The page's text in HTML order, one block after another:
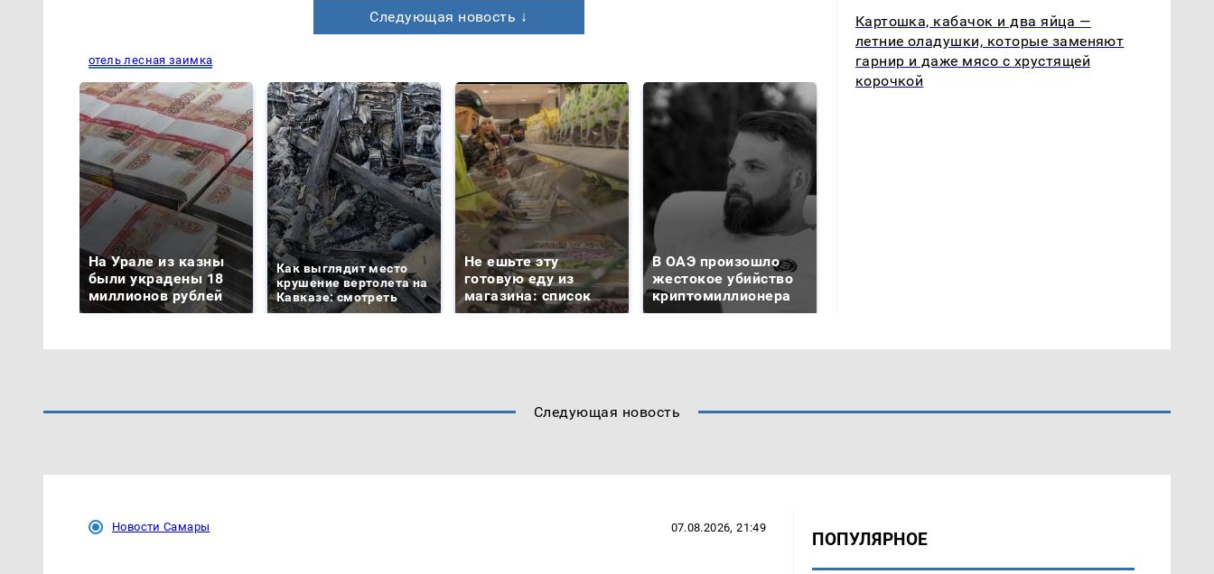
Следующая новость ↓
отель лесная заимка
На Урале из казны
были украдены 18
миллионов рублей
Как выглядит место
крушение вертолета на
Кавказе: смотреть
Не ешьте эту
готовую еду из
магазина: список
В ОАЭ произошло
жестокое убийство
криптомиллионера
Картошка, кабачок и два яйца —
летние оладушки, которые заменяют
гарнир и даже мясо с хрустящей
корочкой
Следующая новость
Новости Самары 07.08.2026, 21:49
ПОПУЛЯРНОЕ